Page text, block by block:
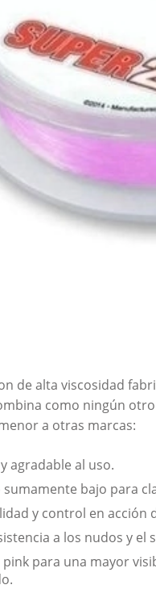
de alta viscosidad
como ningún
a otras marcas:
agradable al uso.
bajo para
y control en acción
a los nudos y el
para una mayor